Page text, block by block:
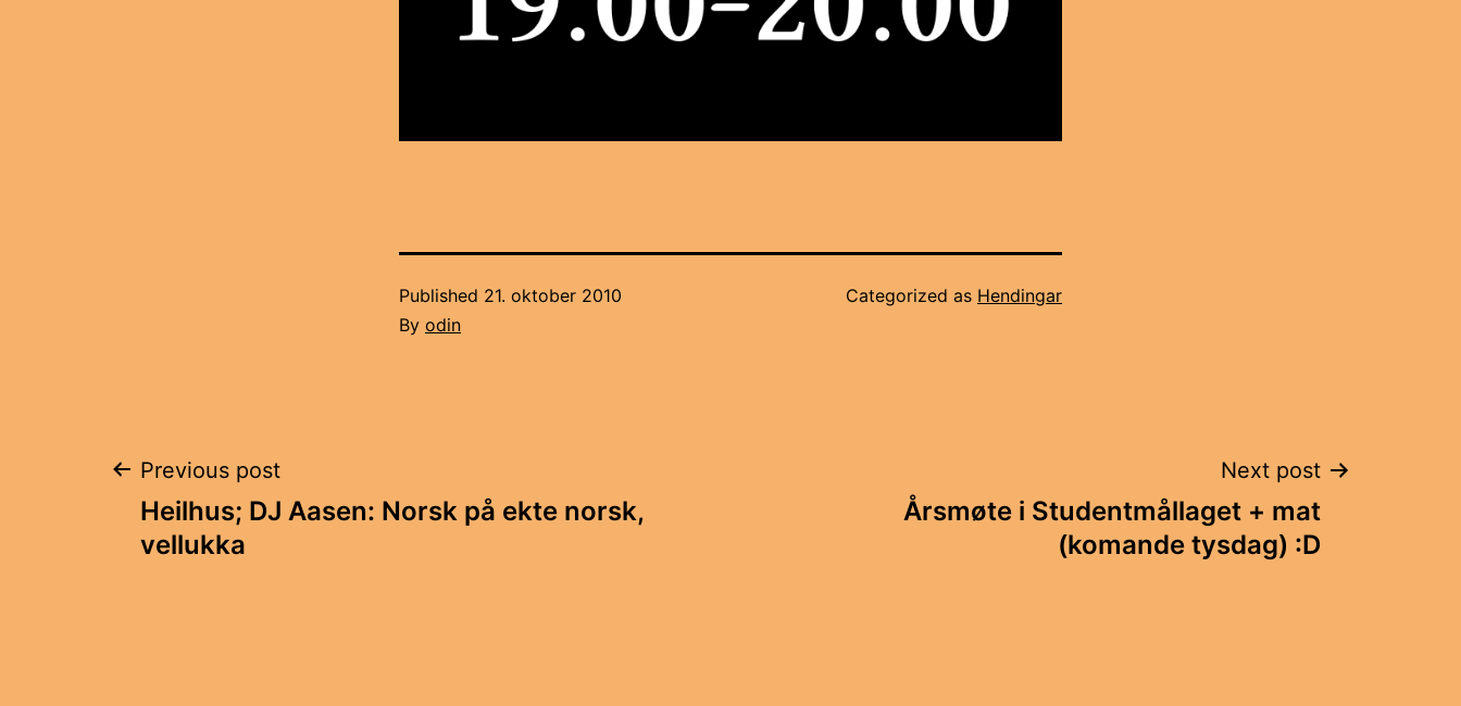
Published 21. oktober 2010
By odin
Categorized as Hendingar
Innleggsnavigering
Previous post
Heilhus; DJ Aasen: Norsk på ekte norsk,
vellukka
Next post
Årsmøte i Studentmållaget + mat
(komande tysdag) :D